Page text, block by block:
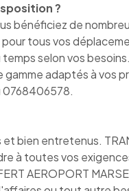
?
bénéficiez de
tous vos
selon vos besoins.
adaptés à vos
0768406578.
bien entretenus.
à toutes vos
AEROPORT